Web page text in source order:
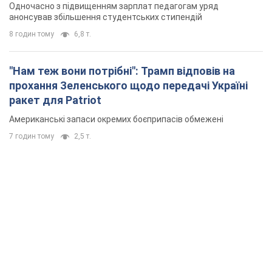
Одночасно з підвищенням зарплат педагогам уряд
анонсував збільшення студентських стипендій
8 годин тому 6,8 т.
"Нам теж вони потрібні": Трамп відповів на
прохання Зеленського щодо передачі Україні
ракет для Patriot
Американські запаси окремих боєприпасів обмежені
7 годин тому 2,5 т.